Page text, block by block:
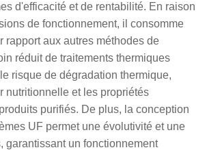
d'efficacité et de rentabilité. En raison
de fonctionnement, il consomme
rapport aux autres méthodes de
réduit de traitements thermiques
risque de dégradation thermique,
nutritionnelle et les propriétés
purifiés. De plus, la conception
UF permet une évolutivité et une
garantissant un fonctionnement